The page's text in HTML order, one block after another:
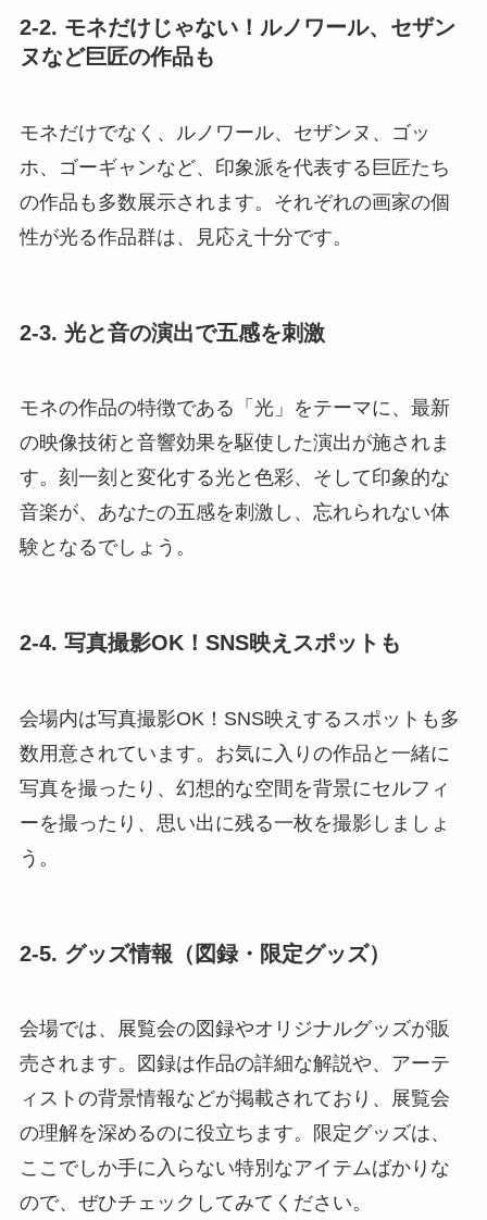
2-2. モネだけじゃない！ルノワール、セザン
ヌなど巨匠の作品も
モネだけでなく、ルノワール、セザンヌ、ゴッ
ホ、ゴーギャンなど、印象派を代表する巨匠たち
の作品も多数展示されます。それぞれの画家の個
性が光る作品群は、見応え十分です。
2-3. 光と音の演出で五感を刺激
モネの作品の特徴である「光」をテーマに、最新
の映像技術と音響効果を駆使した演出が施されま
す。刻一刻と変化する光と色彩、そして印象的な
音楽が、あなたの五感を刺激し、忘れられない体
験となるでしょう。
2-4. 写真撮影OK！SNS映えスポットも
会場内は写真撮影OK！SNS映えするスポットも多
数用意されています。お気に入りの作品と一緒に
写真を撮ったり、幻想的な空間を背景にセルフィ
ーを撮ったり、思い出に残る一枚を撮影しましょ
う。
2-5. グッズ情報（図録・限定グッズ）
会場では、展覧会の図録やオリジナルグッズが販
売されます。図録は作品の詳細な解説や、アーテ
ィストの背景情報などが掲載されており、展覧会
の理解を深めるのに役立ちます。限定グッズは、
ここでしか手に入らない特別なアイテムばかりな
ので、ぜひチェックしてみてください。